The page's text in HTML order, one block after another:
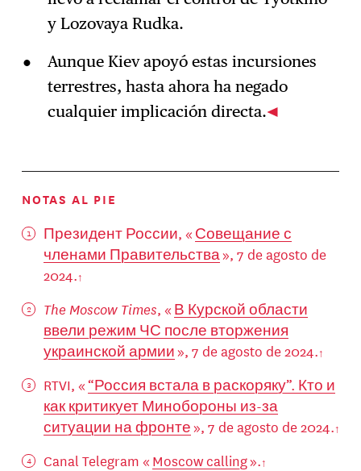
y Lozovaya Rudka.
Aunque Kiev apoyó estas incursiones
terrestres, hasta ahora ha negado
cualquier implicación directa.
NOTAS AL PIE
Президент России, « Совещание с
членами Правительства», 7 de agosto de
2024.
The Moscow Times, « В Курской области
ввели режим ЧС после вторжения
украинской армии», 7 de agosto de 2024.
RTVI, «“Россия встала в раскоряку”. Кто и
как критикует Минобороны из-за
ситуации на фронте», 7 de agosto de 2024.
Canal Telegram « Moscow calling».